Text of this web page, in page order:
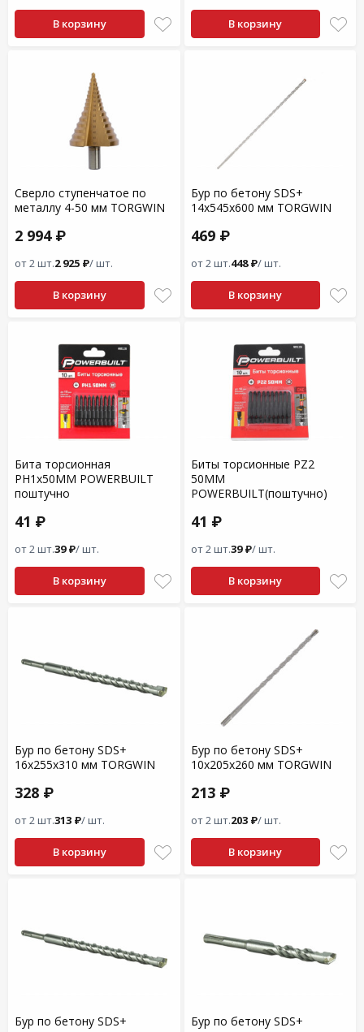
В корзину В корзину
Сверло ступенчатое по
металлу 4-50 мм TORGWIN
2 994 ₽
от 2 шт.2 925 ₽/ шт.
В корзину
Бур по бетону SDS+
14x545x600 мм TORGWIN
469 ₽
от 2 шт.448 ₽/ шт.
В корзину
Бита торсионная
PH1x50MM POWERBUILT
поштучно
41 ₽
от 2 шт.39 ₽/ шт.
В корзину
Биты торсионные PZ2
50MM
POWERBUILT(поштучно)
41 ₽
от 2 шт.39 ₽/ шт.
В корзину
Бур по бетону SDS+
16x255x310 мм TORGWIN
328 ₽
от 2 шт.313 ₽/ шт.
В корзину
Бур по бетону SDS+
10x205x260 мм TORGWIN
213 ₽
от 2 шт.203 ₽/ шт.
В корзину
Бур по бетону SDS+
Бур по бетону SDS+